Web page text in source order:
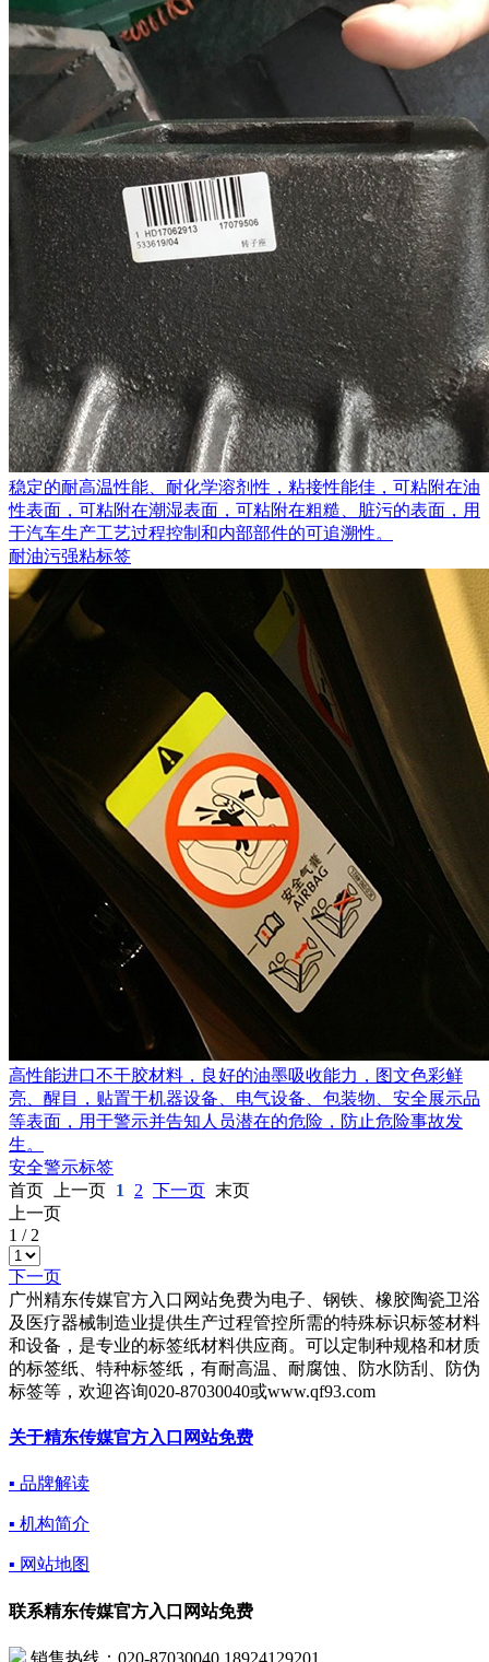
稳定的耐高温性能、耐化学溶剂性，粘接性能佳，可粘附在油
性表面，可粘附在潮湿表面，可粘附在粗糙、脏污的表面，用
于汽车生产工艺过程控制和内部部件的可追溯性。
耐油污强粘标签
高性能进口不干胶材料，良好的油墨吸收能力，图文色彩鲜
亮、醒目，贴置于机器设备、电气设备、包装物、安全展示品
等表面，用于警示并告知人员潜在的危险，防止危险事故发
生。
安全警示标签
首页
上一页 1 2 下一页 末页
上一页
1 / 2
下一页
广州精东传媒官方入口网站免费为电子、钢铁、橡胶陶瓷卫浴
及医疗器械制造业提供生产过程管控所需的特殊标识标签材料
和设备，是专业的标签纸材料供应商。可以定制种规格和材质
的标签纸、特种标签纸，有耐高温、耐腐蚀、防水防刮、防伪
标签等，欢迎咨询020-87030040或www.qf93.com
关于精东传媒官方入口网站免费
▪ 品牌解读
▪ 机构简介
▪ 网站地图
联系精东传媒官方入口网站免费
销售热线：020-87030040,18924129201，